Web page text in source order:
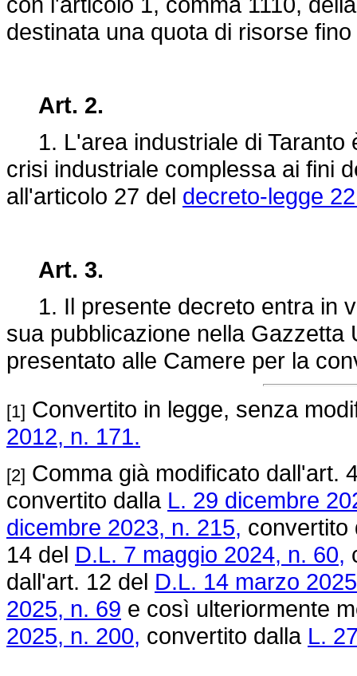
destinata una quota di risorse
Art. 2.
1. L'area industriale di Taranto
crisi industriale complessa ai fini
all'articolo 27 del decreto-legge
Art. 3.
1. Il presente decreto entra in
sua pubblicazione nella Gazzetta
presentato alle Camere per la
[1] Convertito in legge, senza
2012, n. 171.
[2] Comma già modificato dall'art.
convertito dalla L. 29 dicembre
dicembre 2023, n. 215,
14 del D.L. 7 maggio 2024, n. 60,
dall'art. 12 del D.L. 14 marzo
2025, n. 69 e così ulteriormente
2025, n. 200, convertito dalla L.